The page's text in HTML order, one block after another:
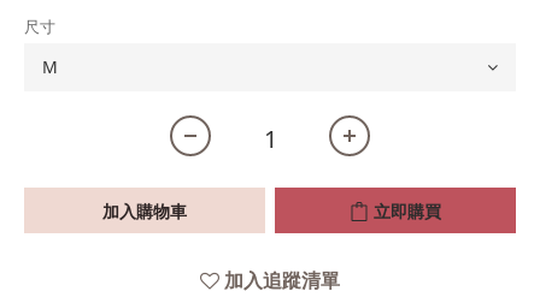
尺寸
加入購物車 立即購買
加入追蹤清單